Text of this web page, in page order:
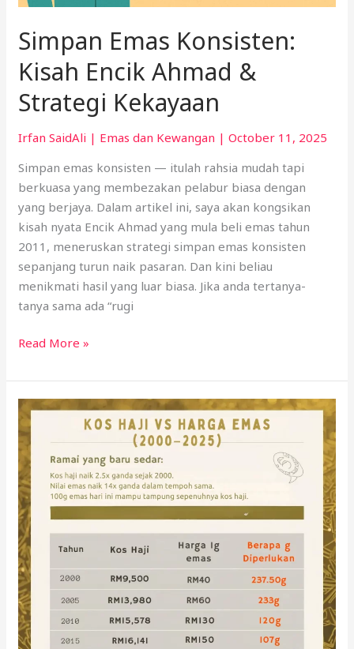
Simpan Emas Konsisten:
Kisah Encik Ahmad &
Strategi Kekayaan
Irfan SaidAli | Emas dan Kewangan |October 11, 2025
Simpan emas konsisten — itulah rahsia mudah tapi
berkuasa yang membezakan pelabur biasa dengan
yang berjaya. Dalam artikel ini, saya akan kongsikan
kisah nyata Encik Ahmad yang mula beli emas tahun
2011, meneruskan strategi simpan emas konsisten
sepanjang turun naik pasaran. Dan kini beliau
menikmati hasil yang luar biasa. Jika anda tertanya-
tanya sama ada “rugi
Read More »
Alihkan
Tabung
Haji
kepada
Emas:
Kelebihan
&
Strategi